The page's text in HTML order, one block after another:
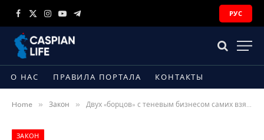
Facebook
X
Instagram
YouTubeTelegram
РУС
О НАС ПРАВИЛА ПОРТАЛА КОНТАКТЫ
Home » Закон » Двух «борцов» с теневым бизнесом самих взяли под стражу
ЗАКОН